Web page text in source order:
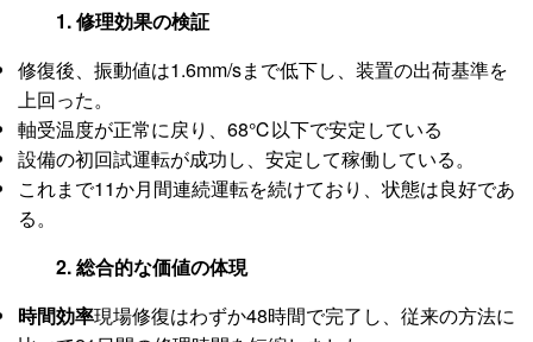
1. 修理効果の検証
修復後、振動値は1.6mm/sまで低下し、装置の出荷基準を
上回った。
軸受温度が正常に戻り、68℃以下で安定している
設備の初回試運転が成功し、安定して稼働している。
これまで11か月間連続運転を続けており、状態は良好であ
る。
2. 総合的な価値の体現
時間効率現場修復はわずか48時間で完了し、従来の方法に